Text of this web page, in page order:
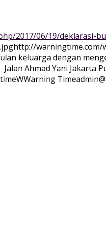
2017/06/19/deklarasi-
http://warningtime.com/
keluarga dengan
Ahmad Yani Jakarta
WWarning Time